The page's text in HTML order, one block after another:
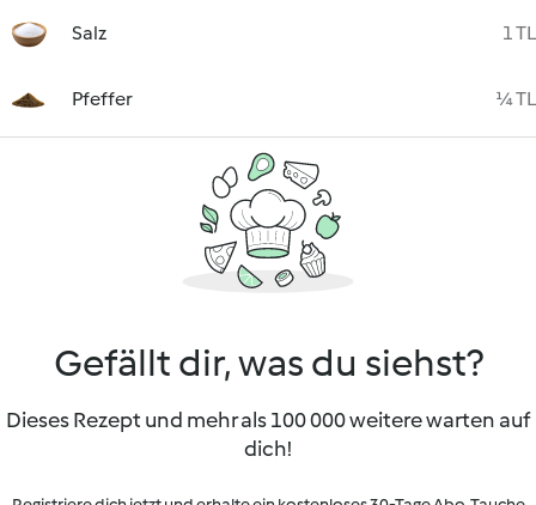
Salz 1 TL
Pfeffer ¼ TL
Gefällt dir, was du siehst?
Dieses Rezept und mehr als 100 000 weitere warten auf
dich!